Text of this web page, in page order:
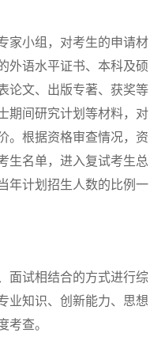
家小组，对考生的申请材
外语水平证书、本科及硕
论文、出版专著、获奖等
期间研究计划等材料，对
。根据资格审查情况，资
生名单，进入复试考生总
年计划招生人数的比例一
面试相结合的方式进行综
业知识、创新能力、思想
考查。